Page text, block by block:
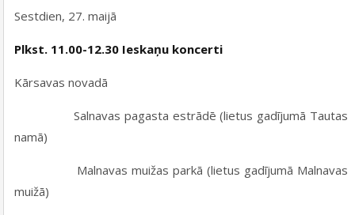
Sestdien, 27. maijā
Plkst. 11.00-12.30 Ieskaņu koncerti
Kārsavas novadā
Salnavas pagasta estrādē (lietus gadījumā Tautas
namā)
Malnavas muižas parkā (lietus gadījumā Malnavas
muižā)